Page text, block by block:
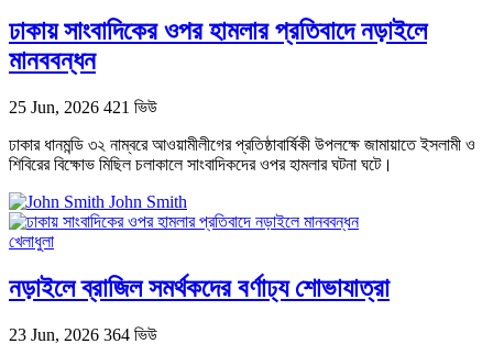
ঢাকায় সাংবাদিকের ওপর হামলার প্রতিবাদে নড়াইলে
মানববন্ধন
25 Jun, 2026 421 ভিউ
ঢাকার ধানমন্ডি ৩২ নাম্বরে আওয়ামীলীগের প্রতিষ্ঠাবার্ষিকী উপলক্ষে জামায়াতে ইসলামী ও
শিবিরের বিক্ষোভ মিছিল চলাকালে সাংবাদিকদের ওপর হামলার ঘটনা ঘটে।
John Smith
খেলাধুলা
নড়াইলে ব্রাজিল সমর্থকদের বর্ণাঢ্য শোভাযাত্রা
23 Jun, 2026 364 ভিউ